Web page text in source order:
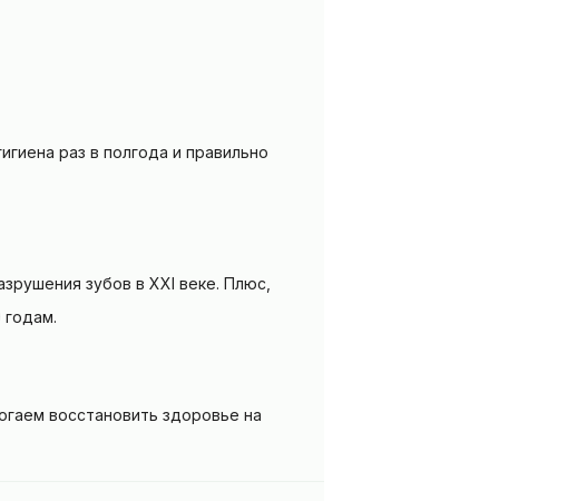
раз в полгода и правильно
зубов в XXI веке. Плюс,
восстановить здоровье на